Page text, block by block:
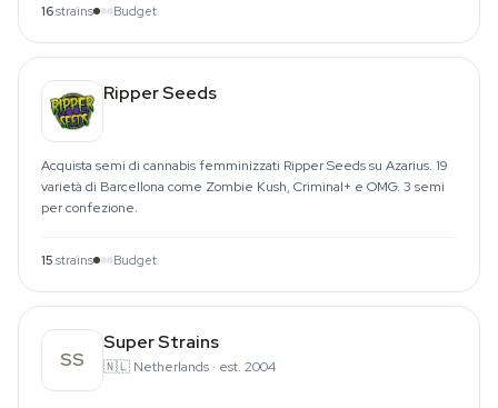
16strains Budget
Ripper Seeds
Acquista semi di cannabis femminizzati Ripper Seeds su Azarius. 19
varietà di Barcellona come Zombie Kush, Criminal+ e OMG. 3 semi
per confezione.
15 strains Budget
SS
Super Strains
🇳🇱 Netherlands · est. 2004